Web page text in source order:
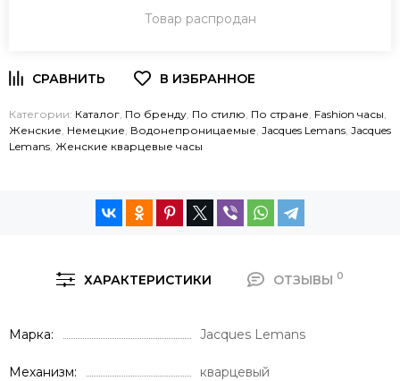
ЗАКАЗ В ОДИН КЛИК
Товар распродан
Категории: Каталог По бренду По стилю По стране Fashion часы
Женские Немецкие Водонепроницаемые Jacques Lemans Jacques
Lemans Женские кварцевые часы
ХАРАКТЕРИСТИКИ ОТЗЫВЫ 0
Марка Jacques Lemans
Механизм кварцевый